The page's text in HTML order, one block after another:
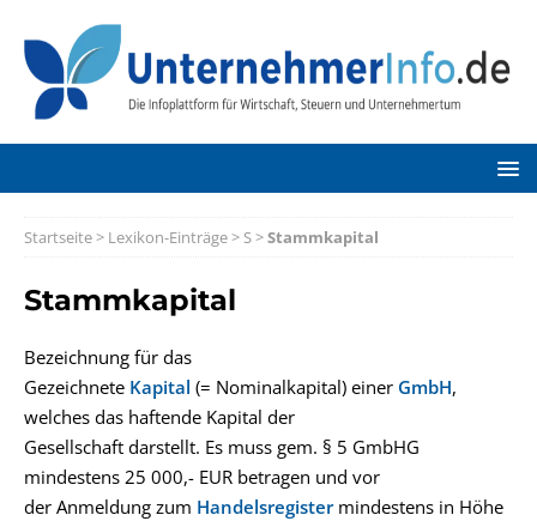
Startseite> Lexikon-Einträge> S>Stammkapital
Stammkapital
Bezeichnung für das
Gezeichnete Kapital (= Nominalkapital) einer GmbH,
welches das haftende Kapital der
Gesellschaft darstellt. Es muss gem. § 5 GmbHG
mindestens 25 000,- EUR betragen und vor
der Anmeldung zum Handelsregistermindestens in Höhe